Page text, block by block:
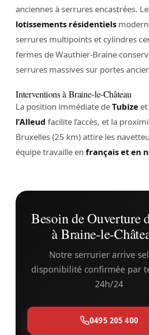
anciennes à serrures encastrées.
lotissements résidentiels
serrures multipoints et cylindres
fermes de Wauthier-Braine
serrures massives sur portes
Interventions à Braine-le-Château
La position immédiate deTubize
l’Alleud facilite l’accès, et la
Bruxelles (25 km) attire les
équipe travaille en français et en
Besoin de Ouverture
à Braine-le-
Notre serrurier arrive
disponibilité confirmée par
24h/24
0495 205 400